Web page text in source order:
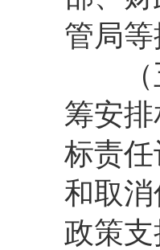
管局
（五
筹安
标责
和取
政策